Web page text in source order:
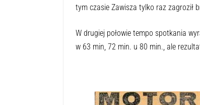
tym czasie Zawisza tylko raz zagroził
W drugiej połowie tempo spotkania
w 63 min, 72 min. u 80 min., ale